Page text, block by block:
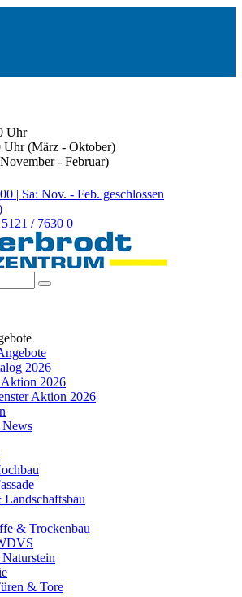
Uhr
(März - Oktober)
- Februar)
| Sa: Nov. - Feb. geschlossen
/ 7630 0
2026
2026
Aktion 2026
News
& Trockenbau
& Tore